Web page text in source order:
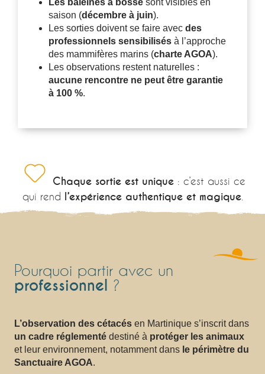
saison (décembre à juin).
Les sorties doivent se faire avec des
professionnels sensibilisés à l’approche
des mammifères marins (charte AGOA).
Les observations restent naturelles :
aucune rencontre ne peut être garantie
à 100 %.
Chaque sortie est unique : c’est aussi ce
qui rend l’expérience authentique et magique.
Pourquoi partir avec un
professionnel ?
L’observation des cétacés en Martinique s’inscrit dans
un cadre réglementé destiné à protéger les animaux
et leur environnement, notamment dans le périmètre du
Sanctuaire AGOA.